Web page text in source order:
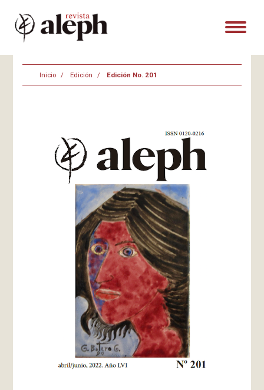
Inicio Edición Edición No. 201